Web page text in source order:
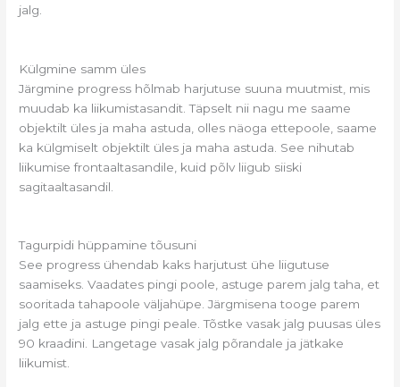
jalg.
Külgmine samm üles
Järgmine progress hõlmab harjutuse suuna muutmist, mis
muudab ka liikumistasandit. Täpselt nii nagu me saame
objektilt üles ja maha astuda, olles näoga ettepoole, saame
ka külgmiselt objektilt üles ja maha astuda. See nihutab
liikumise frontaaltasandile, kuid põlv liigub siiski
sagitaaltasandil.
Tagurpidi hüppamine tõusuni
See progress ühendab kaks harjutust ühe liigutuse
saamiseks. Vaadates pingi poole, astuge parem jalg taha, et
sooritada tahapoole väljahüpe. Järgmisena tooge parem
jalg ette ja astuge pingi peale. Tõstke vasak jalg puusas üles
90 kraadini. Langetage vasak jalg põrandale ja jätkake
liikumist.